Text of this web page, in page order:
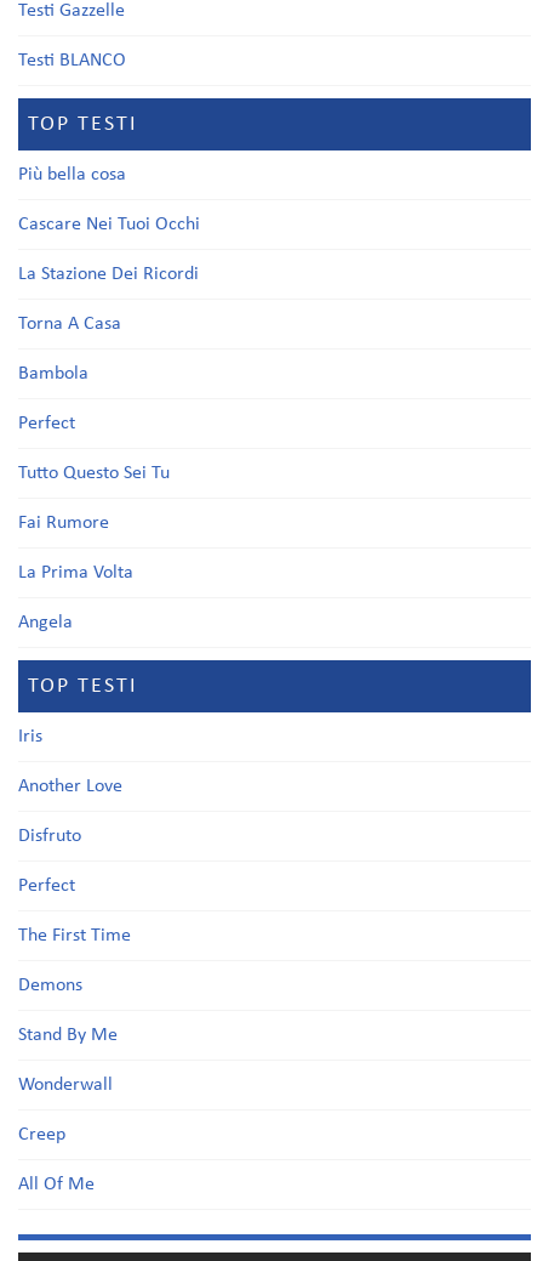
Testi Gazzelle
Testi BLANCO
TOP TESTI
Più bella cosa
Cascare Nei Tuoi Occhi
La Stazione Dei Ricordi
Torna A Casa
Bambola
Perfect
Tutto Questo Sei Tu
Fai Rumore
La Prima Volta
Angela
TOP TESTI
Iris
Another Love
Disfruto
Perfect
The First Time
Demons
Stand By Me
Wonderwall
Creep
All Of Me